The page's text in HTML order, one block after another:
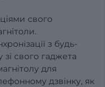
свого
з будь-
свого гаджета
для
дзвінку, як